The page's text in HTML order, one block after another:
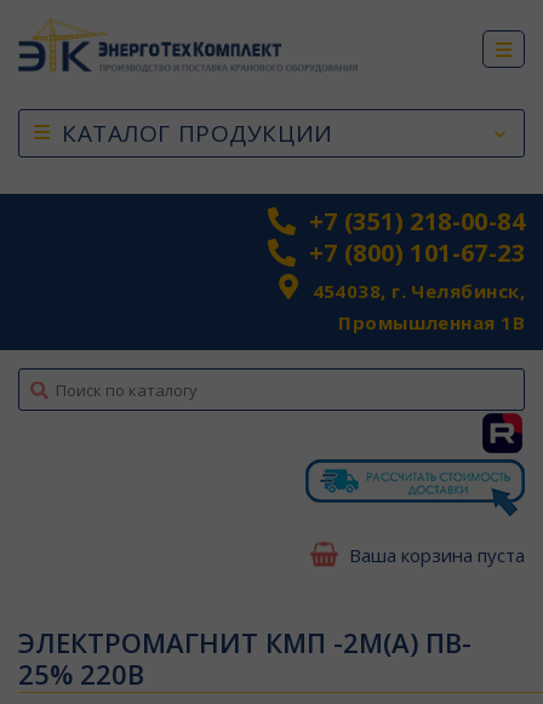
КАТАЛОГ ПРОДУКЦИИ
+7 (351) 218-00-84
+7 (800) 101-67-23
454038, г. Челябинск,
Промышленная 1В
top
Ваша корзина пуста
ЭЛЕКТРОМАГНИТ КМП -2М(А) ПВ-
25% 220В